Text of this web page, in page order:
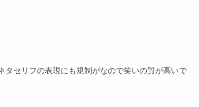
セリフの表現にも規制がなので笑いの質が高いで